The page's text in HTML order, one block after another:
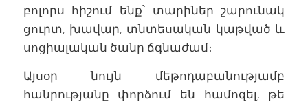
բոլորս հիշում ենք՝ տարիներ շարունակ
ցուրտ, խավար, տնտեսական կաթված և
սոցիալական ծանր ճգնաժամ։
Այսօր նույն մեթոդաբանությամբ
հանրությանը փորձում են համոզել, թե